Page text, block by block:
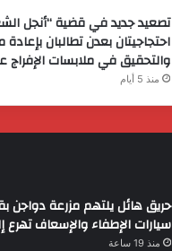
تصعيد جديد في قضية “أنجل
احتجاجيتان بعدن تطالبان
والتحقيق في ملابسات
منذ 5 أيام
حريق هائل يلتهم مزرعة دواجن
سيارات الإطفاء والإسعاف
منذ 19 ساعة